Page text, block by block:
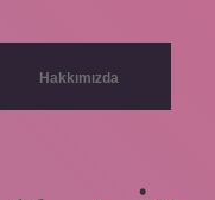
Hakkımızda